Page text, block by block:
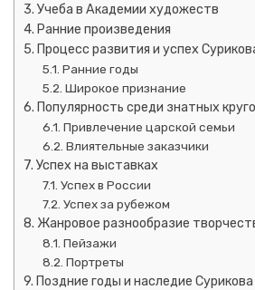
Учеба в Академии художеств
Ранние произведения
Процесс развития и успех
Ранние годы
Широкое признание
Популярность среди знатных
Привлечение царской семьи
Влиятельные заказчики
Успех на выставках
Успех в России
Успех за рубежом
Жанровое разнообразие
Пейзажи
Портреты
Поздние годы и наследие Сурикова